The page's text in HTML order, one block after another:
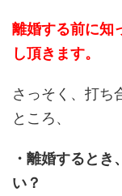
離婚する前に知
し頂きます。
さっそく、打ち
ところ、
・離婚すると
い？